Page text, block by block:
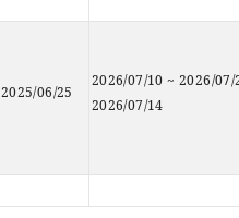
2025/06/25
2026/07/10 ~ 2026/07/
2026/07/14